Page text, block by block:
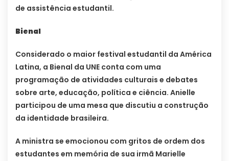
de assistência estudantil.
Bienal
Considerado o maior festival estudantil da América
Latina, a Bienal da UNE conta com uma
programação de atividades culturais e debates
sobre arte, educação, política e ciência. Anielle
participou de uma mesa que discutiu a construção
da identidade brasileira.
A ministra se emocionou com gritos de ordem dos
estudantes em memória de sua irmã Marielle